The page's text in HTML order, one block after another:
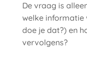
De vraag is
welke informatie
doe je dat?) en
vervolgens?